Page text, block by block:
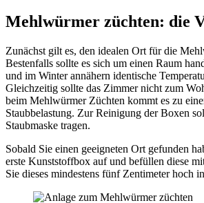
Mehlwürmer züchten: die
Zunächst gilt es, den idealen Ort für die
Bestenfalls sollte es sich um einen Raum
und im Winter annähern identische
Gleichzeitig sollte das Zimmer nicht zum
beim Mehlwürmer Züchten kommt es zu
Staubbelastung. Zur Reinigung der Boxen
Staubmaske tragen.
Sobald Sie einen geeigneten Ort gefunden
erste Kunststoffbox auf und befüllen diese
Sie dieses mindestens fünf Zentimeter hoch